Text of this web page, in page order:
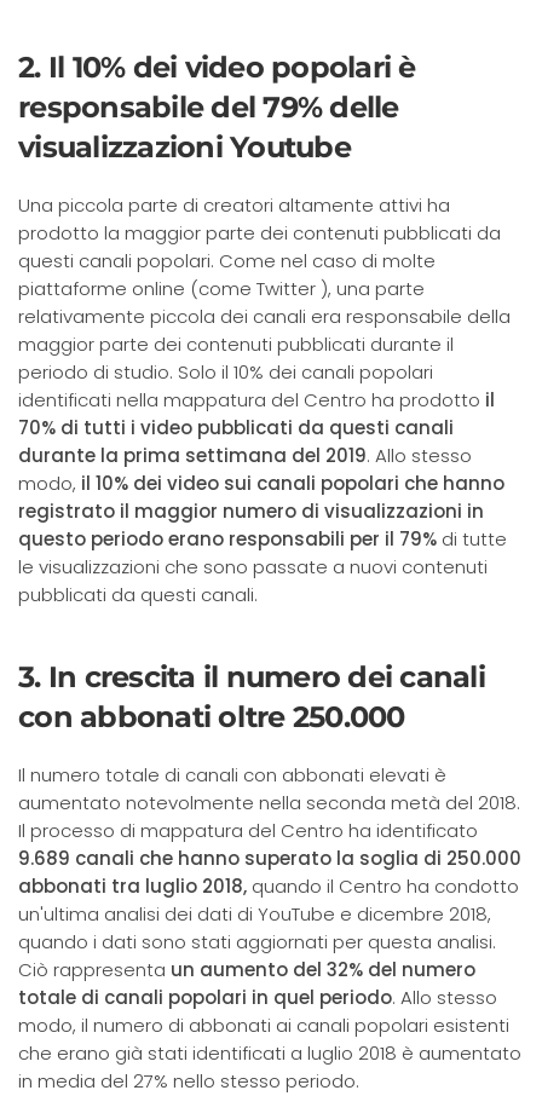
2. Il 10% dei video popolari è
responsabile del 79% delle
visualizzazioni Youtube
Una piccola parte di creatori altamente attivi ha
prodotto la maggior parte dei contenuti pubblicati da
questi canali popolari. Come nel caso di molte
piattaforme online (come Twitter ), una parte
relativamente piccola dei canali era responsabile della
maggior parte dei contenuti pubblicati durante il
periodo di studio. Solo il 10% dei canali popolari
identificati nella mappatura del Centro ha prodotto il
70% di tutti i video pubblicati da questi canali
durante la prima settimana del 2019. Allo stesso
modo, il 10% dei video sui canali popolari che hanno
registrato il maggior numero di visualizzazioni in
questo periodo erano responsabili per il 79% di tutte
le visualizzazioni che sono passate a nuovi contenuti
pubblicati da questi canali.
3. In crescita il numero dei canali
con abbonati oltre 250.000
Il numero totale di canali con abbonati elevati è
aumentato notevolmente nella seconda metà del 2018.
Il processo di mappatura del Centro ha identificato
9.689 canali che hanno superato la soglia di 250.000
abbonati tra luglio 2018, quando il Centro ha condotto
un'ultima analisi dei dati di YouTube e dicembre 2018,
quando i dati sono stati aggiornati per questa analisi.
Ciò rappresenta un aumento del 32% del numero
totale di canali popolari in quel periodo. Allo stesso
modo, il numero di abbonati ai canali popolari esistenti
che erano già stati identificati a luglio 2018 è aumentato
in media del 27% nello stesso periodo.